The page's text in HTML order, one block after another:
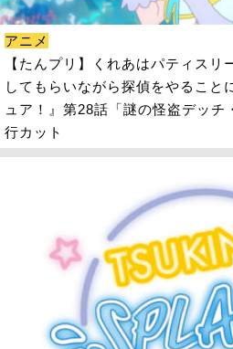
アニメ
【たんプリ】くれあはパティス
してもらいながら探偵をやること
ュア！』第28話「謎の怪盗デッ
行カット